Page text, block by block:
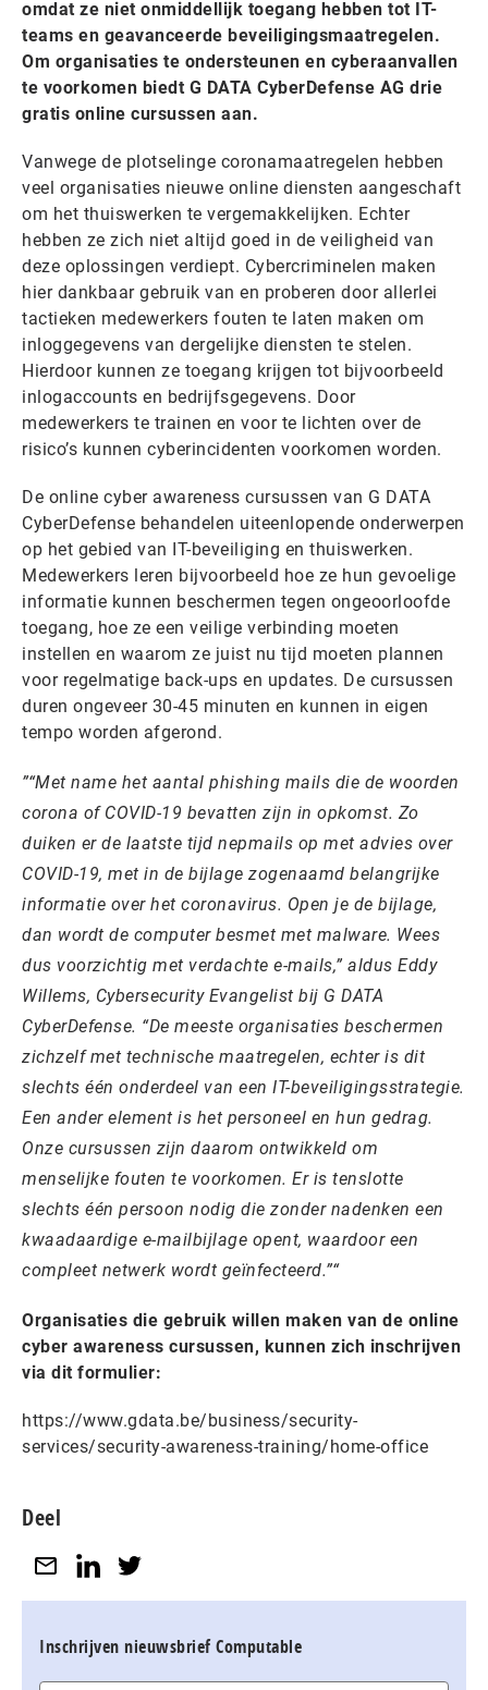
omdat ze niet onmiddellijk toegang hebben tot IT-
teams en geavanceerde beveiligingsmaatregelen.
Om organisaties te ondersteunen en cyberaanvallen
te voorkomen biedt G DATA CyberDefense AG drie
gratis online cursussen aan.
Vanwege de plotselinge coronamaatregelen hebben
veel organisaties nieuwe online diensten aangeschaft
om het thuiswerken te vergemakkelijken. Echter
hebben ze zich niet altijd goed in de veiligheid van
deze oplossingen verdiept. Cybercriminelen maken
hier dankbaar gebruik van en proberen door allerlei
tactieken medewerkers fouten te laten maken om
inloggegevens van dergelijke diensten te stelen.
Hierdoor kunnen ze toegang krijgen tot bijvoorbeeld
inlogaccounts en bedrijfsgegevens. Door
medewerkers te trainen en voor te lichten over de
risico’s kunnen cyberincidenten voorkomen worden.
De online cyber awareness cursussen van G DATA
CyberDefense behandelen uiteenlopende onderwerpen
op het gebied van IT-beveiliging en thuiswerken.
Medewerkers leren bijvoorbeeld hoe ze hun gevoelige
informatie kunnen beschermen tegen ongeoorloofde
toegang, hoe ze een veilige verbinding moeten
instellen en waarom ze juist nu tijd moeten plannen
voor regelmatige back-ups en updates. De cursussen
duren ongeveer 30-45 minuten en kunnen in eigen
tempo worden afgerond.
“Met name het aantal phishing mails die de woorden
corona of COVID-19 bevatten zijn in opkomst. Zo
duiken er de laatste tijd nepmails op met advies over
COVID-19, met in de bijlage zogenaamd belangrijke
informatie over het coronavirus. Open je de bijlage,
dan wordt de computer besmet met malware. Wees
dus voorzichtig met verdachte e-mails,” aldus Eddy
Willems, Cybersecurity Evangelist bij G DATA
CyberDefense. “De meeste organisaties beschermen
zichzelf met technische maatregelen, echter is dit
slechts één onderdeel van een IT-beveiligingsstrategie.
Een ander element is het personeel en hun gedrag.
Onze cursussen zijn daarom ontwikkeld om
menselijke fouten te voorkomen. Er is tenslotte
slechts één persoon nodig die zonder nadenken een
kwaadaardige e-mailbijlage opent, waardoor een
compleet netwerk wordt geïnfecteerd.”
Organisaties die gebruik willen maken van de online
cyber awareness cursussen, kunnen zich inschrijven
via dit formulier:
https://www.gdata.be/business/security-
services/security-awareness-training/home-office
Deel
Inschrijven nieuwsbrief Computable